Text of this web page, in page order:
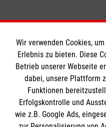
Informationen
Impressum
Datenschutz
Die Malteser
Wir verwenden Cookies,
Erlebnis zu bieten. Diese
Betrieb unserer Webseite
dabei, unsere Plattform
Funktionen
Erfolgskontrolle und
wie z.B. Google Ads,